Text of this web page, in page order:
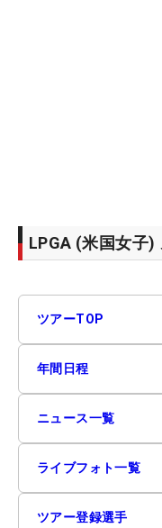
LPGA (米国女子)
ツアーTOP
年間日程
ニュース一覧
ライブフォト一覧
ツアー登録選手